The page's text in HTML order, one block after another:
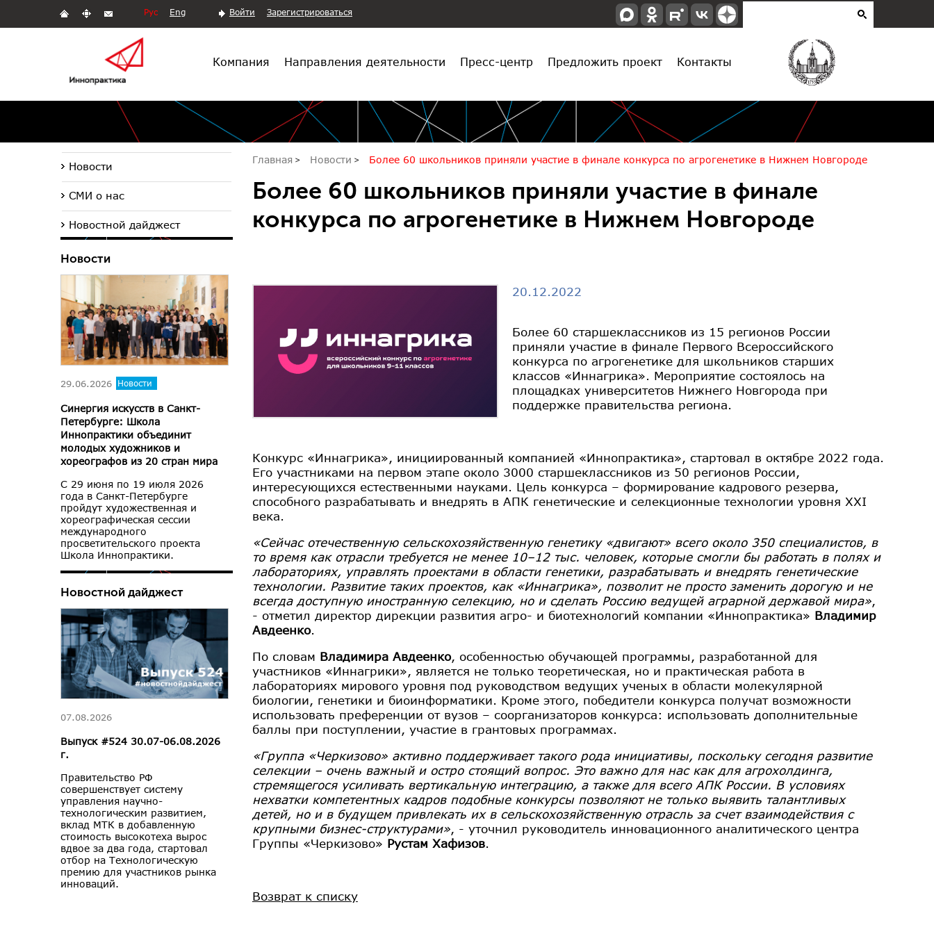
Рус Eng Войти Зарегистрироваться
Компания Направления деятельности Пресс-центр Предложить проект Контакты
Главная Новости Более 60 школьников приняли участие в финале конкурса по агрогенетике в Нижнем Новгороде
Более 60 школьников приняли участие в финале
конкурса по агрогенетике в Нижнем Новгороде
20.12.2022
Более 60 старшеклассников из 15 регионов России
приняли участие в финале Первого Всероссийского
конкурса по агрогенетике для школьников старших
классов «Иннагрика». Мероприятие состоялось на
площадках университетов Нижнего Новгорода при
поддержке правительства региона.
Конкурс «Иннагрика», инициированный компанией «Иннопрактика», стартовал в октябре 2022 года.
Его участниками на первом этапе около 3000 старшеклассников из 50 регионов России,
интересующихся естественными науками. Цель конкурса – формирование кадрового резерва,
способного разрабатывать и внедрять в АПК генетические и селекционные технологии уровня XXI
века.
«Сейчас отечественную сельскохозяйственную генетику «двигают» всего около 350 специалистов, в
то время как отрасли требуется не менее 10–12 тыс. человек, которые смогли бы работать в полях и
лабораториях, управлять проектами в области генетики, разрабатывать и внедрять генетические
технологии. Развитие таких проектов, как «Иннагрика», позволит не просто заменить дорогую и не
всегда доступную иностранную селекцию, но и сделать Россию ведущей аграрной державой мира»,
- отметил директор дирекции развития агро- и биотехнологий компании «Иннопрактика» Владимир
Авдеенко.
По словам Владимира Авдеенко, особенностью обучающей программы, разработанной для
участников «Иннагрики», является не только теоретическая, но и практическая работа в
лабораториях мирового уровня под руководством ведущих ученых в области молекулярной
биологии, генетики и биоинформатики. Кроме этого, победители конкурса получат возможности
использовать преференции от вузов – соорганизаторов конкурса: использовать дополнительные
баллы при поступлении, участие в грантовых программах.
«Группа «Черкизово» активно поддерживает такого рода инициативы, поскольку сегодня развитие
селекции – очень важный и остро стоящий вопрос. Это важно для нас как для агрохолдинга,
стремящегося усиливать вертикальную интеграцию, а также для всего АПК России. В условиях
нехватки компетентных кадров подобные конкурсы позволяют не только выявить талантливых
детей, но и в будущем привлекать их в сельскохозяйственную отрасль за счет взаимодействия с
крупными бизнес-структурами», - уточнил руководитель инновационного аналитического центра
Группы «Черкизово» Рустам Хафизов.
Возврат к списку
Новости
СМИ о нас
Новостной дайджест
Новости
29.06.2026 Новости
Синергия искусств в Санкт-
Петербурге: Школа
Иннопрактики объединит
молодых художников и
хореографов из 20 стран мира
С 29 июня по 19 июля 2026
года в Санкт-Петербурге
пройдут художественная и
хореографическая сессии
международного
просветительского проекта
Школа Иннопрактики.
Новостной дайджест
07.08.2026
Выпуск #524 30.07-06.08.2026
г.
Правительство РФ
совершенствует систему
управления научно-
технологическим развитием,
вклад МТК в добавленную
стоимость высокотеха вырос
вдвое за два года, стартовал
отбор на Технологическую
премию для участников рынка
инноваций.